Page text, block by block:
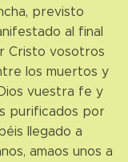
previsto
al final
Cristo vosotros
los muertos y
vuestra fe y
purificados por
llegado a
amaos unos a